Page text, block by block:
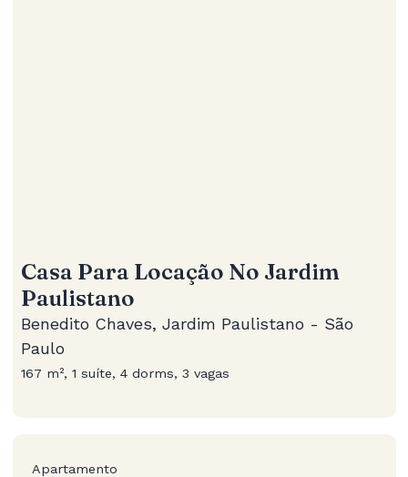
Casa Para Locação No Jardim
Paulistano
Benedito Chaves, Jardim Paulistano - São
Paulo
167 m², 1 suíte, 4 dorms, 3 vagas
Apartamento